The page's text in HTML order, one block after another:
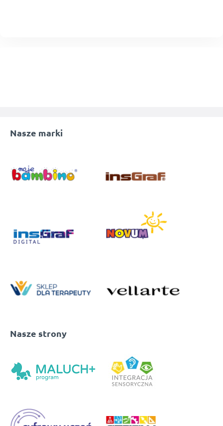
Nasze marki
Nasze strony